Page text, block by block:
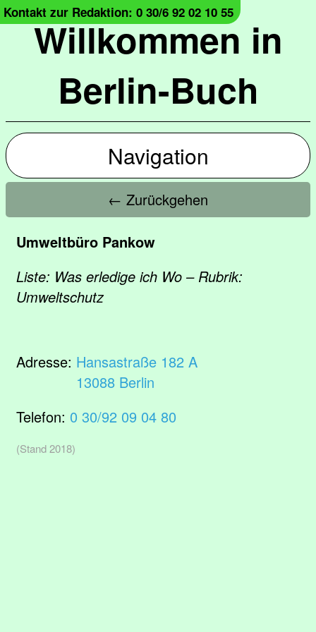
Willkommen in
Berlin-Buch
Kontakt zur Redaktion: 0 30/6 92 02 10 55
Navigation
← Zurückgehen
Umweltbüro Pankow
Liste: Was erledige ich Wo – Rubrik:
Umweltschutz
Adresse: Hansastraße 182 A
13088 Berlin
Telefon: 0 30/92 09 04 80
(Stand 2018)